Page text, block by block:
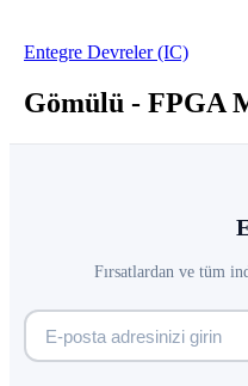
Entegre Devreler (IC)
Gömülü - FPGA
Fırsatlardan ve tüm